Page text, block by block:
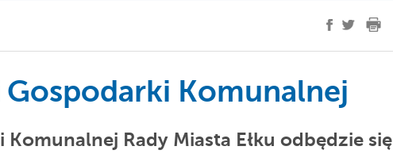
Komunalnej
Rady Miasta Ełku odbędzie się